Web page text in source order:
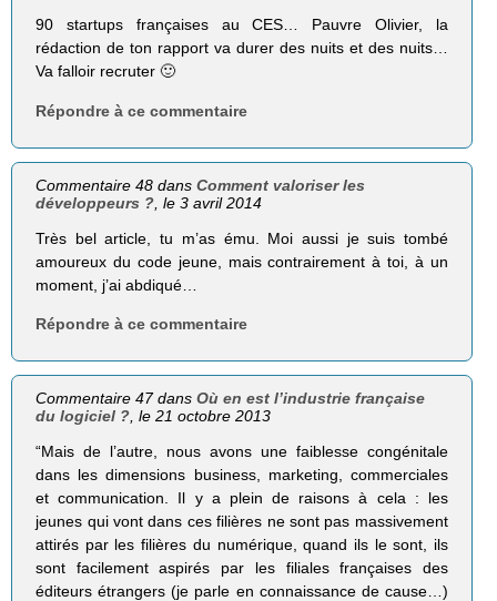
90 startups françaises au CES… Pauvre Olivier, la
rédaction de ton rapport va durer des nuits et des nuits…
Va falloir recruter 🙂
Répondre à ce commentaire
Commentaire 48 dansComment valoriser les
développeurs ? , le 3 avril 2014
Très bel article, tu m’as ému. Moi aussi je suis tombé
amoureux du code jeune, mais contrairement à toi, à un
moment, j’ai abdiqué…
Répondre à ce commentaire
Commentaire 47 dansOù en est l’industrie française
du logiciel ? , le 21 octobre 2013
“Mais de l’autre, nous avons une faiblesse congénitale
dans les dimensions business, marketing, commerciales
et communication. Il y a plein de raisons à cela : les
jeunes qui vont dans ces filières ne sont pas massivement
attirés par les filières du numérique, quand ils le sont, ils
sont facilement aspirés par les filiales françaises des
éditeurs étrangers (je parle en connaissance de cause…)